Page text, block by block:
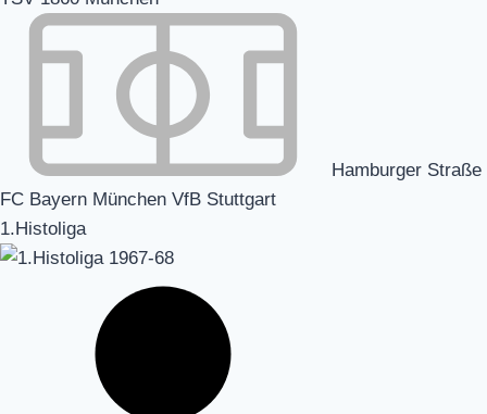
Hamburger Straße
FC Bayern München VfB Stuttgart
1.Histoliga